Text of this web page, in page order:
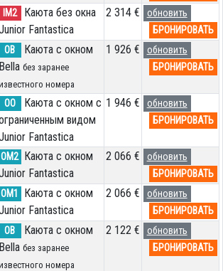
IM2
Каюта без окна
Fantastica
2 314 €
обновить
БРОНИРОВАТЬ
OB
Каюта с окном
Bella без заранее
номера
1 926 €
обновить
БРОНИРОВАТЬ
OO
Каюта с окном с
видом
Fantastica
1 946 €
обновить
БРОНИРОВАТЬ
OM2 Каюта с окном
Fantastica
2 066 €
обновить
БРОНИРОВАТЬ
OM1
Каюта с окном
Fantastica
2 066 €
обновить
БРОНИРОВАТЬ
OB
Каюта с окном
Bella без заранее
номера
2 122 €
обновить
БРОНИРОВАТЬ